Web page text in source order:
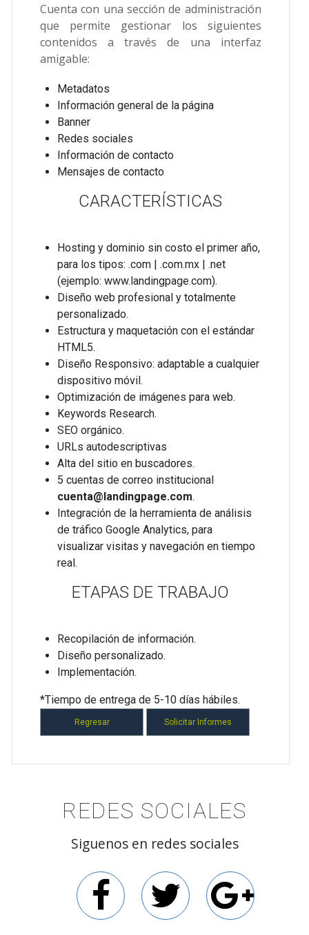
Cuenta con una sección de administración
que permite gestionar los siguientes
contenidos a través de una interfaz
amigable:
Metadatos
Información general de la página
Banner
Redes sociales
Información de contacto
Mensajes de contacto
CARACTERÍSTICAS
Hosting y dominio sin costo el primer año,
para los tipos: .com | .com.mx | .net
(ejemplo: www.landingpage.com).
Diseño web profesional y totalmente
personalizado.
Estructura y maquetación con el estándar
HTML5.
Diseño Responsivo: adaptable a cualquier
dispositivo móvil.
Optimización de imágenes para web.
Keywords Research.
SEO orgánico.
URLs autodescriptivas
Alta del sitio en buscadores.
5 cuentas de correo institucional
cuenta@landingpage.com.
Integración de la herramienta de análisis
de tráfico Google Analytics, para
visualizar visitas y navegación en tiempo
real.
ETAPAS DE TRABAJO
Recopilación de información.
Diseño personalizado.
Implementación.
*Tiempo de entrega de 5-10 días hábiles.
REDES SOCIALES
Siguenos en redes sociales